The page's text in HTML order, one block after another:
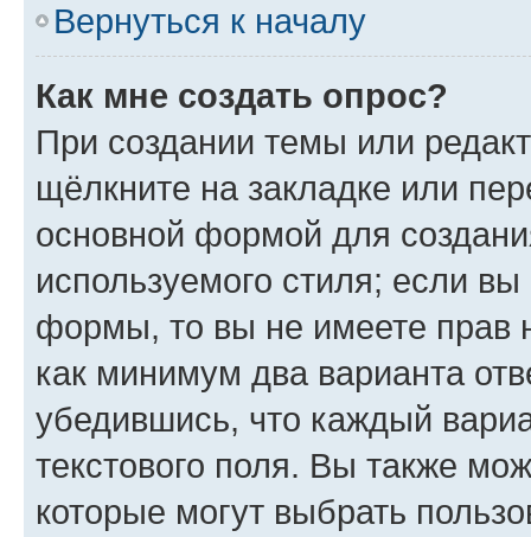
Вернуться к началу
Как мне создать опрос?
При создании темы или
щёлкните на закладке или
основной формой для
используемого стиля; если
формы, то вы не имеете прав
как минимум два варианта
убедившись, что каждый
текстового поля. Вы также
которые могут выбрать